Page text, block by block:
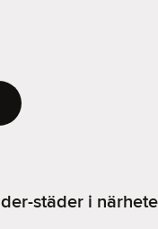
städer i